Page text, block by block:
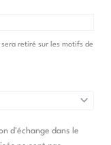
retiré sur les motifs de
d'échange dans le